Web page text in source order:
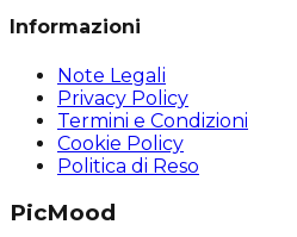
Informazioni
Note Legali
Privacy Policy
Termini e Condizioni
Cookie Policy
Politica di Reso
PicMood